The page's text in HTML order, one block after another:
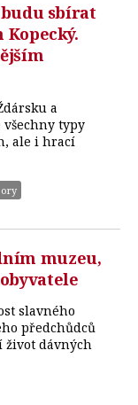
sbírat
a
typy
ale i hrací
muzeu,
slavného
předchůdců
život dávných